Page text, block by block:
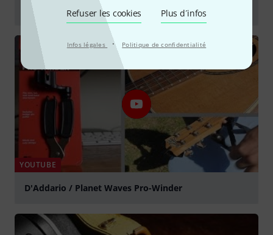
Refuser les cookies Plus d´infos
Infos légales · Politique de confidentialité
D'Addario Pro String Winder and Multi-Tool Review
YOUTUBE
D'Addario / Planet Waves Pro-Winder